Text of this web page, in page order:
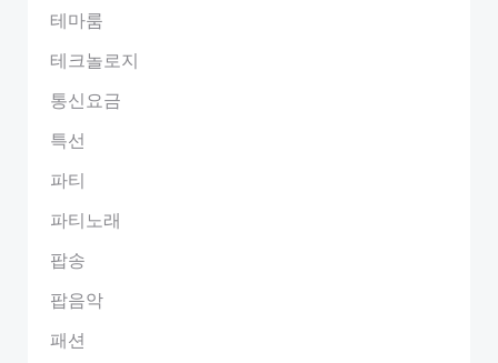
테마룸
테크놀로지
통신요금
특선
파티
파티노래
팝송
팝음악
패션